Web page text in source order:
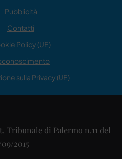
Pubblicità
Contatti
Policy (UE)
sulla Privacy (UE)
di Palermo n.11 del
09/2015